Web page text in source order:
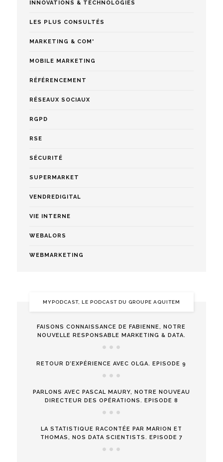
INNOVATIONS & TECHNOLOGIES
LES PLUS CONSULTÉS
MARKETING & COM'
MOBILE MARKETING
RÉFÉRENCEMENT
RÉSEAUX SOCIAUX
RGPD
RSE
SÉCURITÉ
SUPERMARKET
VENDREDIGITAL
VIE INTERNE
WEBALORS
WEBMARKETING
MYPODCAST, LE PODCAST DU GROUPE AQUITEM
FAISONS CONNAISSANCE DE FABIENNE, NOTRE
NOUVELLE RESPONSABLE MARKETING & DATA.
RETOUR D’EXPÉRIENCE AVEC OLGA. EPISODE 9
PARLONS AVEC PASCAL MAURY, NOTRE NOUVEAU
DIRECTEUR DES OPÉRATIONS. EPISODE 8
LA STATISTIQUE RACONTÉE PAR MARION ET
THOMAS, NOS DATA SCIENTISTS. EPISODE 7